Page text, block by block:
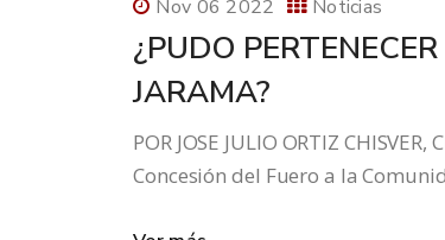
Nov 06 2022 Noticias
¿PUDO
JARAMA?
POR JOSE JULIO ORTIZ
Concesión del Fuero a la